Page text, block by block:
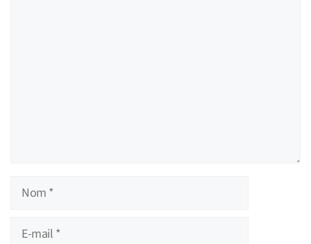
Nom